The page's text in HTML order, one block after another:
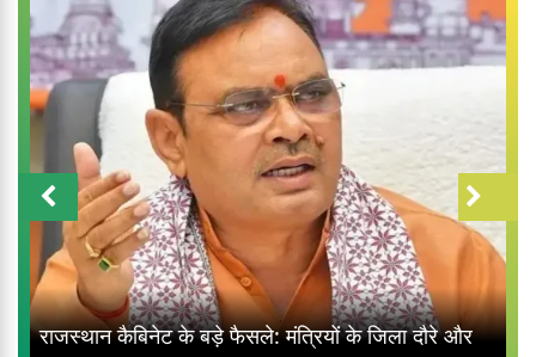
राजस्थान कैबिनेट के बड़े फैसले: मंत्रियों के जिला दौरे और